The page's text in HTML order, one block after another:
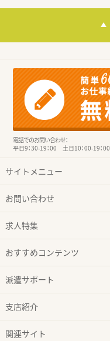
電話でのお問い合わせ：
平日9：30-19：00 土日10：00-19：00
サイトメニュー
お問い合わせ
求人特集
おすすめコンテンツ
派遣サポート
支店紹介
関連サイト